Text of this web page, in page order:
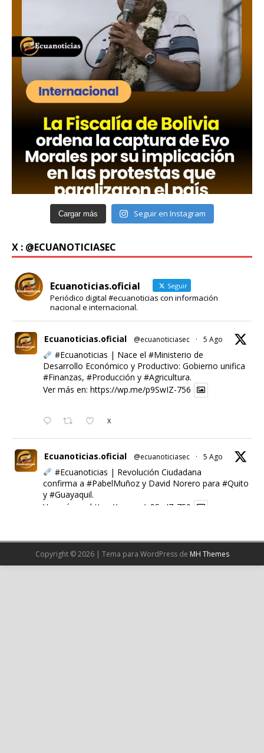
Cargar más Seguir en Instagram
X : @ECUANOTICIASEC
Ecuanoticias.oficial Seguir
Periódico digital #ecuanoticias con información
nacional e internacional.
Ecuanoticias.oficial @ecuanoticiasec · 5 Ago
#Ecuanoticias | Nace el #Ministerio de
Desarrollo Económico y Productivo: Gobierno unifica
#Finanzas, #Producción y #Agricultura.
Ver más en: https://wp.me/p9SwIZ-756
X
Ecuanoticias.oficial @ecuanoticiasec · 5 Ago
#Ecuanoticias | Revolución Ciudadana
confirma a #PabelMuñoz y David Norero para #Quito
y #Guayaquil.
Ver más en: https://wp.me/p9SwIZ-750
Cargar más
Copyright © 2026 | Tema para WordPress de MH Themes